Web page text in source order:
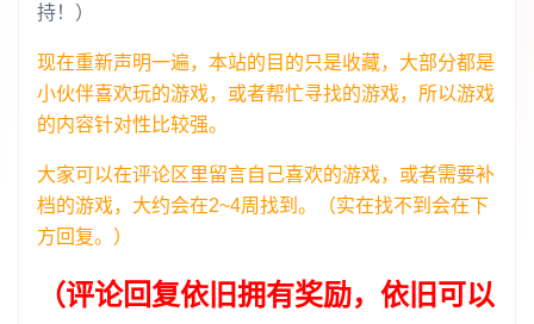
持！）
现在重新声明一遍，本站的目的只是收藏，大部分都是
小伙伴喜欢玩的游戏，或者帮忙寻找的游戏，所以游戏
的内容针对性比较强。
大家可以在评论区里留言自己喜欢的游戏，或者需要补
档的游戏，大约会在2~4周找到。（实在找不到会在下
方回复。）
（评论回复依旧拥有奖励，依旧可以